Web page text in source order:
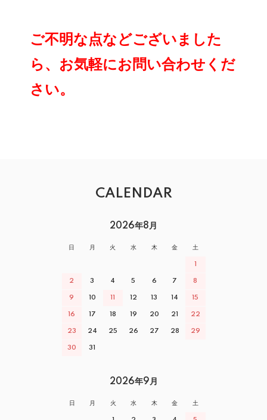
ご不明な点などございました
ら、お気軽にお問い合わせくだ
さい。
CALENDAR
2026年8月
日 月 火 水 木 金 土
1
2 3 4 5 6 7 8
9 10 11 12 13 14 15
16 17 18 19 20 21 22
23 24 25 26 27 28 29
30 31
2026年9月
日 月 火 水 木 金 土